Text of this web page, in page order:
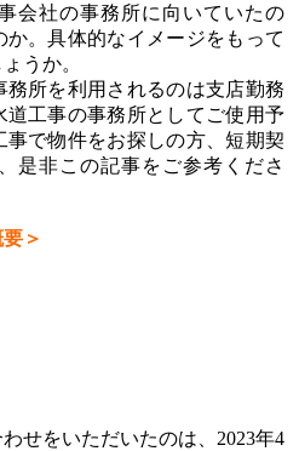
会社の事務所に向いていたの
。具体的なイメージをもって
うか。
所を利用されるのは支店勤務
工事の事務所としてご使用予
で物件をお探しの方、短期契
是非この記事をご参考くださ
＞
せをいただいたのは、 2023年4